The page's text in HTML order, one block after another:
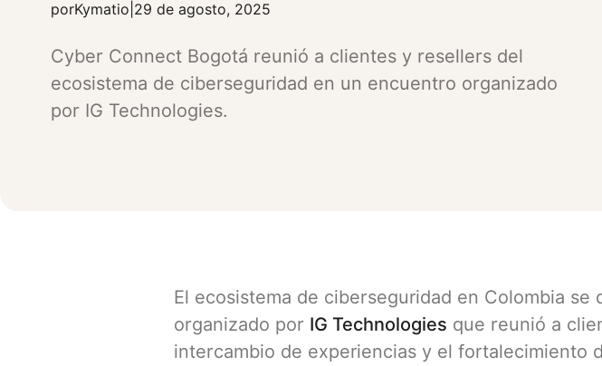
porKymatio 29 de agosto, 2025
Cyber Connect Bogotá reunió a clientes y resellers del
ecosistema de ciberseguridad en un encuentro organizado
por IG Technologies.
El ecosistema de ciberseguridad en Colombia se
organizado por IG Technologies que reunió a
intercambio de experiencias y el fortalecimiento